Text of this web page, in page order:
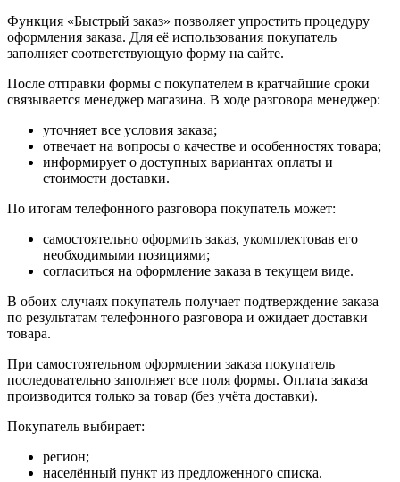
Функция «Быстрый заказ» позволяет упростить процедуру
оформления заказа. Для её использования покупатель
заполняет соответствующую форму на сайте.
После отправки формы с покупателем в кратчайшие сроки
связывается менеджер магазина. В ходе разговора менеджер:
уточняет все условия заказа;
отвечает на вопросы о качестве и особенностях товара;
информирует о доступных вариантах оплаты и
стоимости доставки.
По итогам телефонного разговора покупатель может:
самостоятельно оформить заказ, укомплектовав его
необходимыми позициями;
согласиться на оформление заказа в текущем виде.
В обоих случаях покупатель получает подтверждение заказа
по результатам телефонного разговора и ожидает доставки
товара.
При самостоятельном оформлении заказа покупатель
последовательно заполняет все поля формы. Оплата заказа
производится только за товар (без учёта доставки).
Покупатель выбирает:
регион;
населённый пункт из предложенного списка.